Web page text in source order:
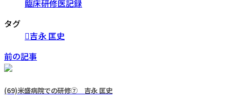
臨床研修医記録
タグ
吉永 匡史
前の記事
(69)米盛病院での研修⑦ 吉永 匡史